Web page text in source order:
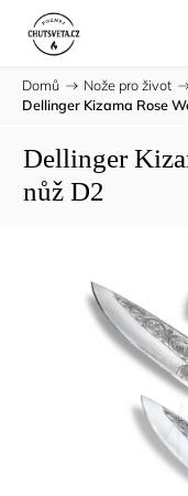
Domů / Nože pro život /
Dellinger Kizama Rose
Dellinger
nůž D2